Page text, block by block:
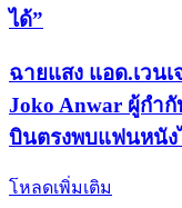
ได้”
ฉายแสง แอด.เวน
Joko Anwar ผู้กำ
บินตรงพบแฟนหนัง
โหลดเพิ่มเติม